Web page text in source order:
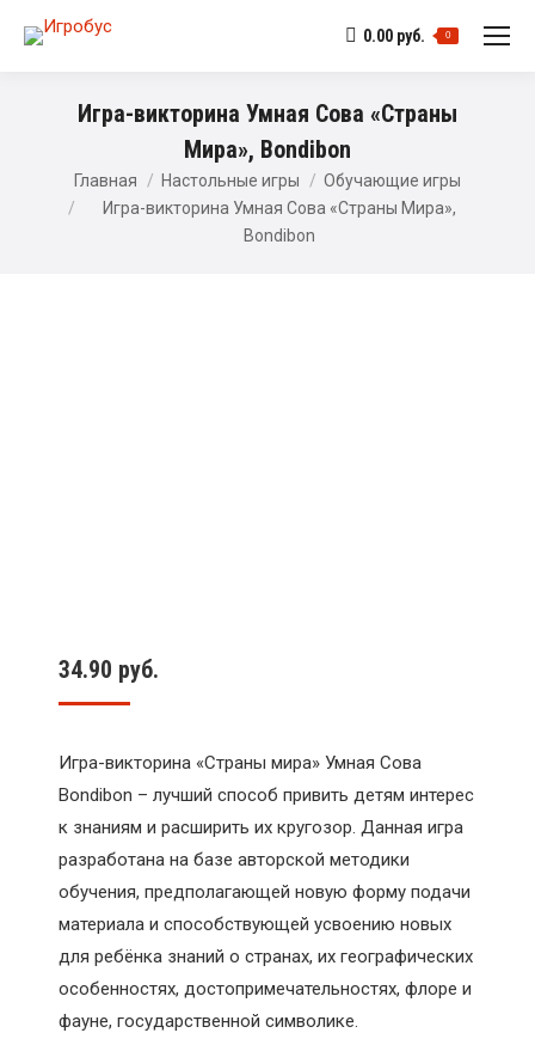
0.00 руб. 0
Игра-викторина Умная Сова «Страны
Мира», Bondibon
Главная Настольные игры
Обучающие игры
Игра-викторина Умная Сова «Страны Мира»,
Bondibon
34.90 руб.
Игра-викторина «Страны мира» Умная Сова
Bondibon – лучший способ привить детям интерес
к знаниям и расширить их кругозор. Данная игра
разработана на базе авторской методики
обучения, предполагающей новую форму подачи
материала и способствующей усвоению новых
для ребёнка знаний о странах, их географических
особенностях, достопримечательностях, флоре и
фауне, государственной символике.